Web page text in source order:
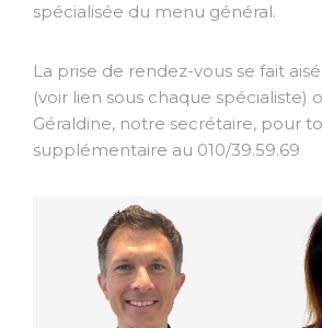
spécialisée du menu général.
La prise de rendez-vous se fait
(voir lien sous chaque spécialiste)
Géraldine, notre secrétaire, pour
supplémentaire au 010/39.59.69